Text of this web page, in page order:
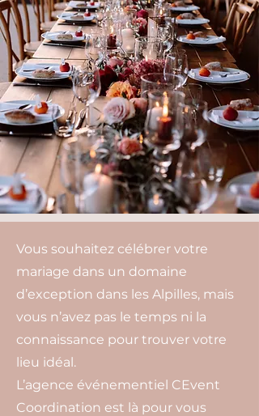
Vous souhaitez célébrer votre
mariage dans un domaine
d’exception dans les Alpilles, mais
vous n’avez pas le temps ni la
connaissance pour trouver votre
lieu idéal.
L’agence événementiel CEvent
Coordination est là pour vous